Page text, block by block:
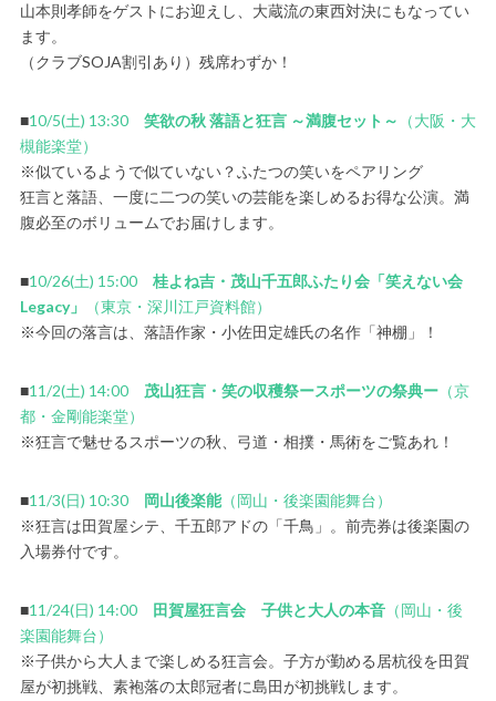
山本則孝師をゲストにお迎えし、大蔵流の東西対決にもなってい
ます。
（クラブSOJA割引あり）残席わずか！
■10/5(土) 13:30 笑欲の秋 落語と狂言 ～満腹セット～
（大阪・大
槻能楽堂）
※似ているようで似ていない？ふたつの笑いをペアリング
狂言と落語、一度に二つの笑いの芸能を楽しめるお得な公演。満
腹必至のボリュームでお届けします。
■10/26(土) 15:00 桂よね吉・茂山千五郎ふたり会「笑えない会
Legacy」
（東京・深川江戸資料館）
※今回の落言は、落語作家・小佐田定雄氏の名作「神棚」！
■11/2(土) 14:00 茂山狂言・笑の収穫祭ースポーツの祭典ー（京
都・金剛能楽堂）
※狂言で魅せるスポーツの秋、弓道・相撲・馬術をご覧あれ！
■11/3(日) 10:30 岡山後楽能（岡山・後楽園能舞台）
※狂言は田賀屋シテ、千五郎アドの「千鳥」。前売券は後楽園の
入場券付です。
■11/24(日) 14:00 田賀屋狂言会 子供と大人の本音（岡山・後
楽園能舞台）
※子供から大人まで楽しめる狂言会。子方が勤める居杭役を田賀
屋が初挑戦、素袍落の太郎冠者に島田が初挑戦します。